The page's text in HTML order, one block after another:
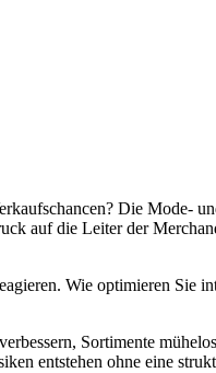
Die Mode-
auf die Leiter der
Wie optimieren Sie
Sortimente
entstehen ohne eine